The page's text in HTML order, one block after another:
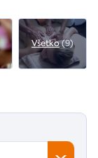
Všetko(9)